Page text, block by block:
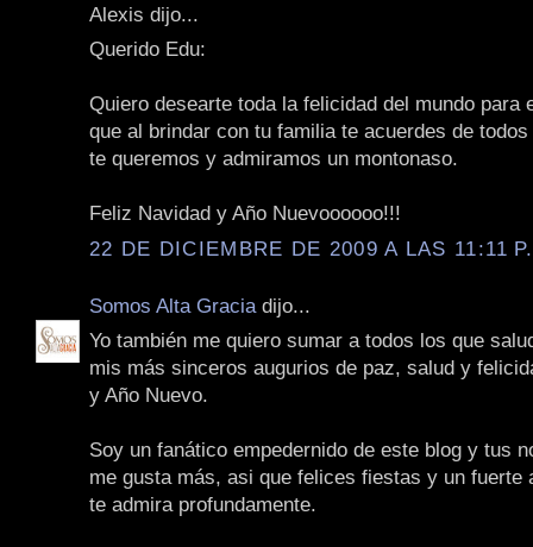
Alexis dijo...
Querido Edu:
Quiero desearte toda la felicidad del mundo para
que al brindar con tu familia te acuerdes de
te queremos y admiramos un montonaso.
Feliz Navidad y Año Nuevoooooo!!!
22 DE DICIEMBRE DE 2009 A LAS 11:11
Somos Alta Gracia dijo...
Yo también me quiero sumar a todos los que
mis más sinceros augurios de paz, salud y
y Año Nuevo.
Soy un fanático empedernido de este blog y tus
me gusta más, asi que felices fiestas y un fuerte
te admira profundamente.